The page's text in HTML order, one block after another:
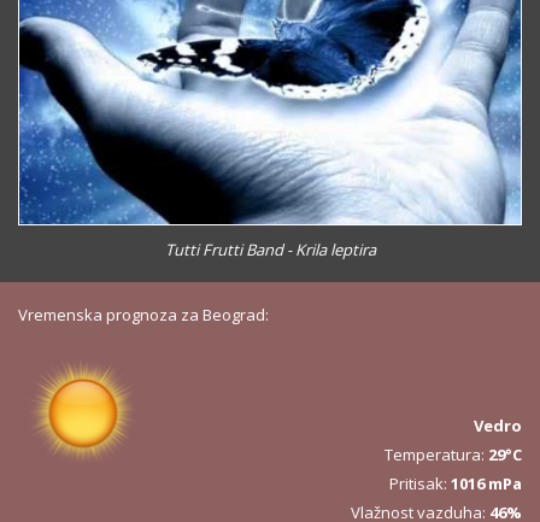
Tutti Frutti Band - Krila leptira
Vremenska prognoza za Beograd:
Vedro
Temperatura: 29°C
Pritisak: 1016 mPa
Vlažnost vazduha: 46%